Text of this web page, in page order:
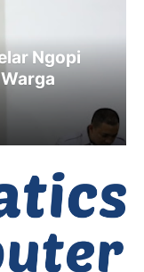
Ngopi